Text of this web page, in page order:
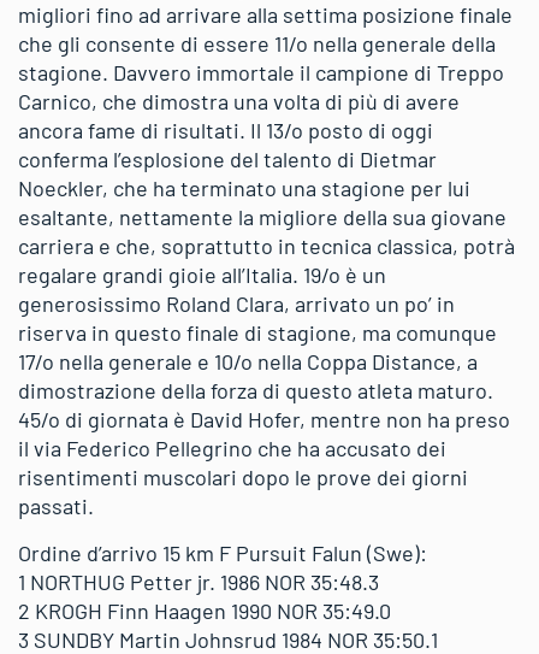
migliori fino ad arrivare alla settima posizione finale
che gli consente di essere 11/o nella generale della
stagione. Davvero immortale il campione di Treppo
Carnico, che dimostra una volta di più di avere
ancora fame di risultati. Il 13/o posto di oggi
conferma l’esplosione del talento di Dietmar
Noeckler, che ha terminato una stagione per lui
esaltante, nettamente la migliore della sua giovane
carriera e che, soprattutto in tecnica classica, potrà
regalare grandi gioie all’Italia. 19/o è un
generosissimo Roland Clara, arrivato un po’ in
riserva in questo finale di stagione, ma comunque
17/o nella generale e 10/o nella Coppa Distance, a
dimostrazione della forza di questo atleta maturo.
45/o di giornata è David Hofer, mentre non ha preso
il via Federico Pellegrino che ha accusato dei
risentimenti muscolari dopo le prove dei giorni
passati.
Ordine d’arrivo 15 km F Pursuit Falun (Swe):
1 NORTHUG Petter jr. 1986 NOR 35:48.3
2 KROGH Finn Haagen 1990 NOR 35:49.0
3 SUNDBY Martin Johnsrud 1984 NOR 35:50.1